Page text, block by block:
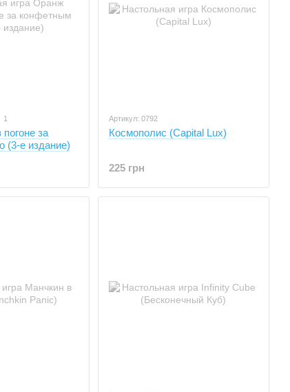
1
за
(3-е издание)
Артикул: 0792
Космополис (Capital Lux)
225 грн